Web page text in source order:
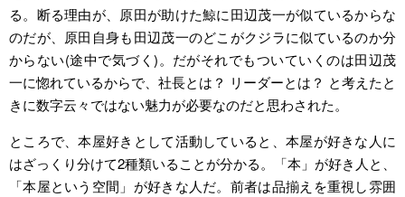
る。断る理由が、原田が助けた鯨に田辺茂一が似ているからな
のだが、原田自身も田辺茂一のどこがクジラに似ているのか分
からない(途中で気づく)。だがそれでもついていくのは田辺茂
一に惚れているからで、社長とは？ リーダーとは？ と考えたと
きに数字云々ではない魅力が必要なのだと思わされた。
ところで、本屋好きとして活動していると、本屋が好きな人に
はざっくり分けて2種類いることが分かる。「本」が好き人と、
「本屋という空間」が好きな人だ。前者は品揃えを重視し雰囲